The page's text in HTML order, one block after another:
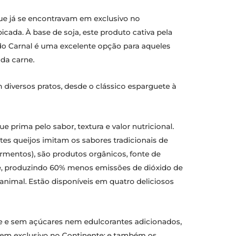
já se encontravam em exclusivo no
À base de soja, este produto cativa pela
Carnal é uma excelente opção para aqueles
carne.
pratos, desde o clássico esparguete à
prima pelo sabor, textura e valor nutricional.
queijos imitam os sabores tradicionais de
são produtos orgânicos, fonte de
60% menos emissões de dióxido de
Estão disponíveis em quatro deliciosos
e sem açúcares nem edulcorantes adicionados,